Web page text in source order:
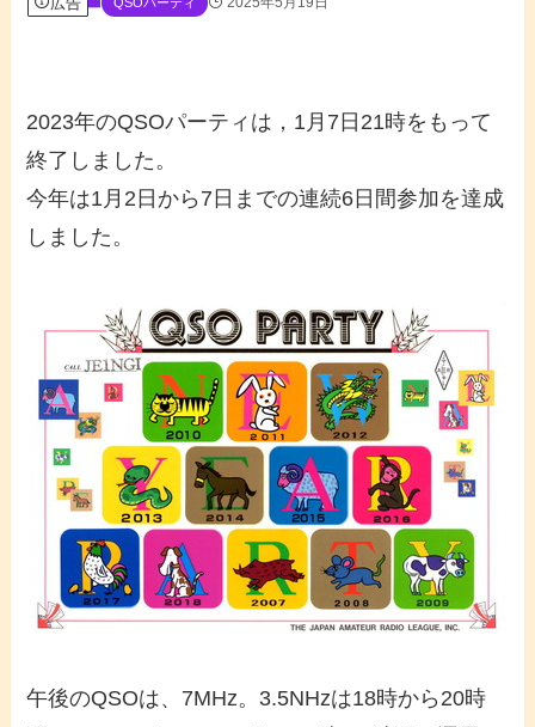
2023年のQSOパーティは，1月7日21時をもって
終了しました。
今年は1月2日から7日までの連続6日間参加を達成
しました。
午後のQSOは、7MHz。3.5NHzは18時から20時